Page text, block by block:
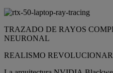
TRAZADO DE RAYOS
NEURONAL
REALISMO